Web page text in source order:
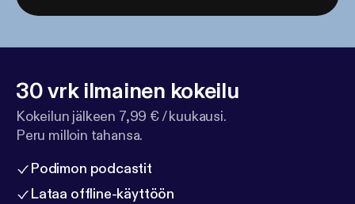
30 vrk ilmainen kokeilu
Kokeilun jälkeen 7,99 € / kuukausi.
Peru milloin tahansa.
Podimon podcastit
Lataa offline-käyttöön